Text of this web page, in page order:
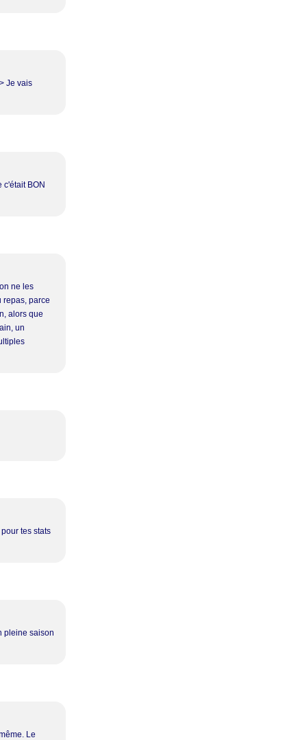
Je vais
c'était BON
ne les
repas, parce
alors que
un
tes stats
pleine saison
Le